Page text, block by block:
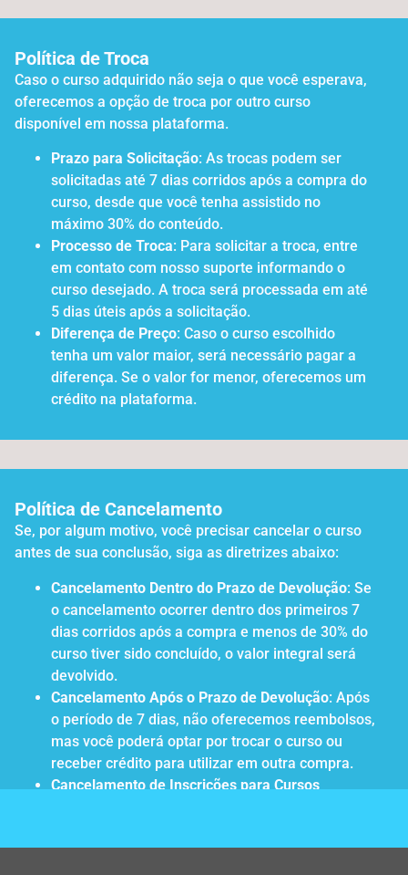
Política de Troca
Caso o curso adquirido não seja o que você esperava,
oferecemos a opção de troca por outro curso
disponível em nossa plataforma.
Prazo para Solicitação: As trocas podem ser
solicitadas até 7 dias corridos após a compra do
curso, desde que você tenha assistido no
máximo 30% do conteúdo.
Processo de Troca: Para solicitar a troca, entre
em contato com nosso suporte informando o
curso desejado. A troca será processada em até
5 dias úteis após a solicitação.
Diferença de Preço: Caso o curso escolhido
tenha um valor maior, será necessário pagar a
diferença. Se o valor for menor, oferecemos um
crédito na plataforma.
Política de Cancelamento
Se, por algum motivo, você precisar cancelar o curso
antes de sua conclusão, siga as diretrizes abaixo:
Cancelamento Dentro do Prazo de Devolução: Se
o cancelamento ocorrer dentro dos primeiros 7
dias corridos após a compra e menos de 30% do
curso tiver sido concluído, o valor integral será
devolvido.
Cancelamento Após o Prazo de Devolução: Após
o período de 7 dias, não oferecemos reembolsos,
mas você poderá optar por trocar o curso ou
receber crédito para utilizar em outra compra.
Cancelamento de Inscrições para Cursos
ou presenciais deve ser feito com até 48 horas